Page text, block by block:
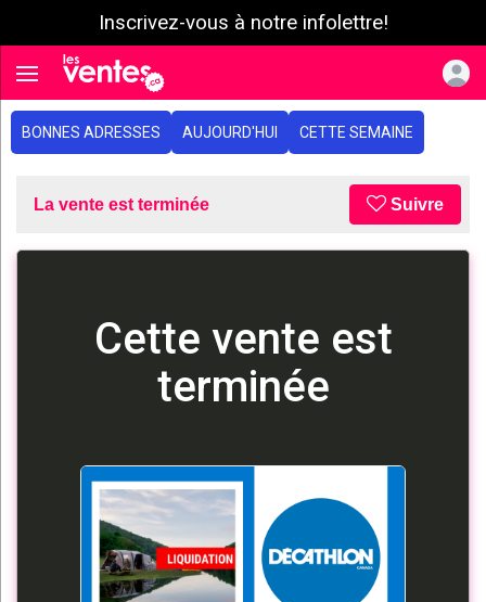
Inscrivez-vous à notre infolettre!
Toggle navigation
BONNES ADRESSES AUJOURD'HUI CETTE SEMAINE
La vente est terminée Suivre
Cette vente est
terminée